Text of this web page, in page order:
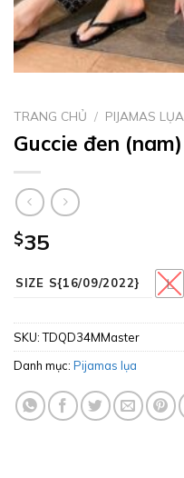
TRANG CHỦ / PIJAMAS LỤA
Guccie đen (nam)
$35
SIZE S{16/09/2022} L
SKU:TDQD34MMaster
Danh mục: Pijamas lụa